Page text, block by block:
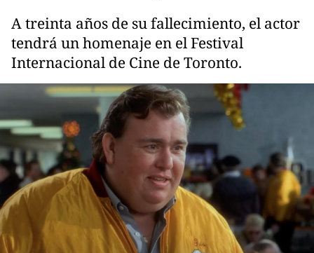
A treinta años de su fallecimiento, el actor
tendrá un homenaje en el Festival
Internacional de Cine de Toronto.